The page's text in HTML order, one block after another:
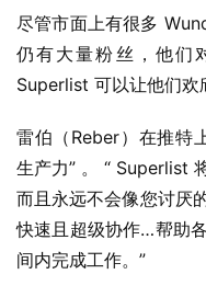
业
界
W
i
n
尽管市面上有很多
仍有大量粉丝，他们
Superlist 可以让他们欢
雷伯（Reber）在推特
生产力” 。 “ Superlist
而且永远不会像您讨厌
快速且超级协作…帮助
间内完成工作。”